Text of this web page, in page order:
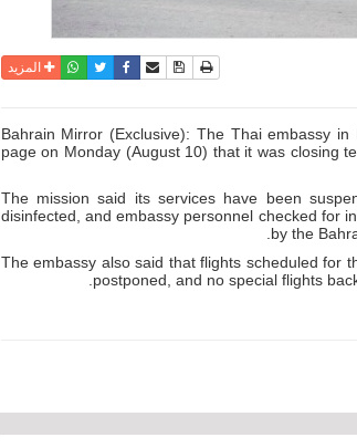
نسخة للطباعة
حفظ الموضوع
أرسل الى صديق
فيسبوكتويترواتسابالمزيد
Bahrain Mirror (Exclusive): The Thai embassy
page on Monday (August 10) that it was closing
The mission said its services have been
disinfected, and embassy personnel checked for
by the
The embassy also said that flights scheduled for
postponed, and no special flights